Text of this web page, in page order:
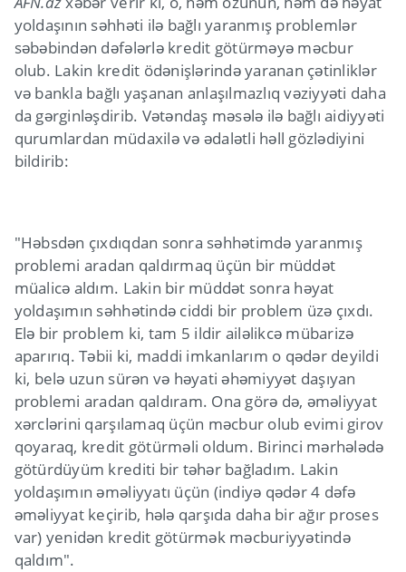
yoldaşının səhhəti ilə bağlı yaranmış problemlər
səbəbindən dəfələrlə kredit götürməyə məcbur
olub. Lakin kredit ödənişlərində yaranan çətinliklər
və bankla bağlı yaşanan anlaşılmazlıq vəziyyəti daha
da gərginləşdirib. Vətəndaş məsələ ilə bağlı aidiyyəti
qurumlardan müdaxilə və ədalətli həll gözlədiyini
bildirib:
"Həbsdən çıxdıqdan sonra səhhətimdə yaranmış
problemi aradan qaldırmaq üçün bir müddət
müalicə aldım. Lakin bir müddət sonra həyat
yoldaşımın səhhətində ciddi bir problem üzə çıxdı.
Elə bir problem ki, tam 5 ildir ailəlikcə mübarizə
aparırıq. Təbii ki, maddi imkanlarım o qədər deyildi
ki, belə uzun sürən və həyati əhəmiyyət daşıyan
problemi aradan qaldıram. Ona görə də, əməliyyat
xərclərini qarşılamaq üçün məcbur olub evimi girov
qoyaraq, kredit götürməli oldum. Birinci mərhələdə
götürdüyüm krediti bir təhər bağladım. Lakin
yoldaşımın əməliyyatı üçün (indiyə qədər 4 dəfə
əməliyyat keçirib, hələ qarşıda daha bir ağır proses
var) yenidən kredit götürmək məcburiyyətində
qaldım".